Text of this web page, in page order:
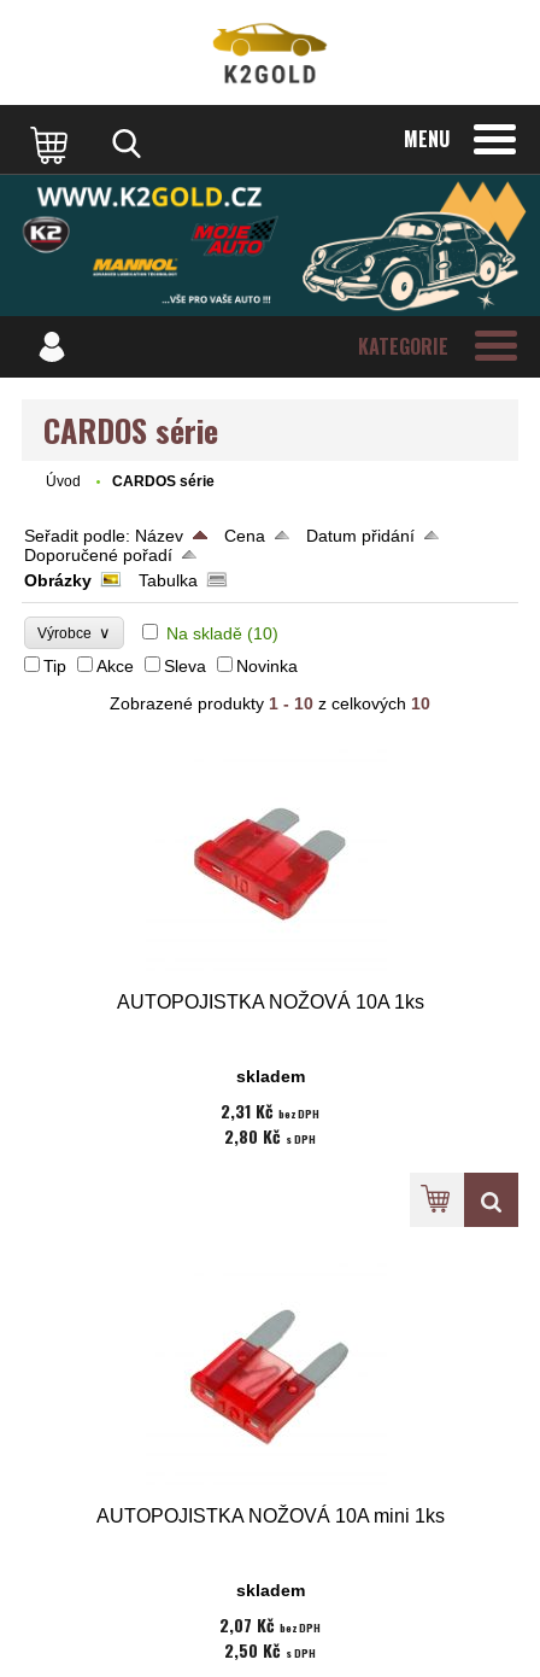
MENU
KATEGORIE
CARDOS série
Úvod CARDOS série
Seřadit podle: Název Cena
Datum přidání
Doporučené pořadí
Obrázky
Tabulka
Výrobce ∨ Na skladě (10)
Tip
Akce Sleva
Novinka
Zobrazené produkty 1 - 10 z celkových 10
AUTOPOJISTKA NOŽOVÁ 10A 1ks
skladem
2,31 Kč bez DPH
2,80 Kč s DPH
AUTOPOJISTKA NOŽOVÁ 10A mini 1ks
skladem
2,07 Kč bez DPH
2,50 Kč s DPH